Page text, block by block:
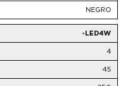
NEGRO
-LED4W
4
45